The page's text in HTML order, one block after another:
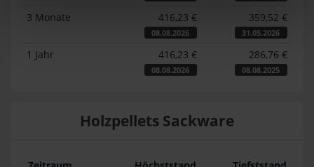
3 Monate 416,23 €
08.08.2026
359,52 €
31.05.2026
1 Jahr 416,23 €
08.08.2026
286,76 €
08.08.2025
Holzpellets Sackware